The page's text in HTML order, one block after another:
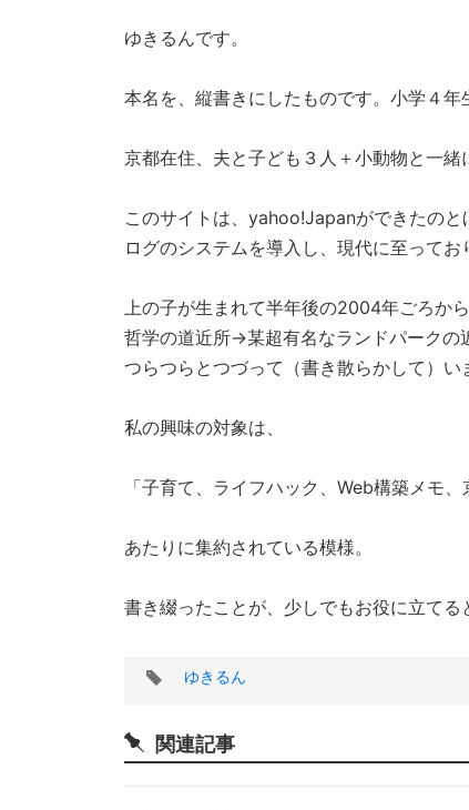
ゆきるんです。
本名を、縦書きにしたものです。小学４年
京都在住、夫と子ども３人＋小動物と一緒
このサイトは、yahoo!Japanができたの
ログのシステムを導入し、現代に至ってお
上の子が生まれて半年後の2004年ごろから
哲学の道近所→某超有名なランドパークの
つらつらとつづって（書き散らかして）い
私の興味の対象は、
「子育て、ライフハック、Web構築メモ
あたりに集約されている模様。
書き綴ったことが、少しでもお役に立てる
タ
ゆきるん
関連記事